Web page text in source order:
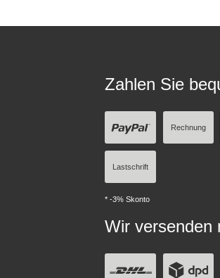
Zahlen Sie
Rechnung
Lastschrift
* -3% Skonto
Wir versenden